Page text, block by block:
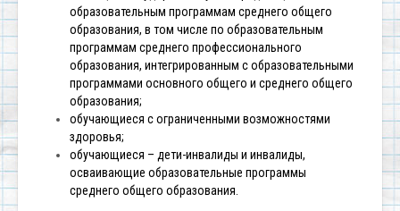
образовательным программам среднего общего
образования, в том числе по образовательным
программам среднего профессионального
образования, интегрированным с образовательными
программами основного общего и среднего общего
образования;
обучающиеся с ограниченными возможностями
здоровья;
обучающиеся – дети-инвалиды и инвалиды,
осваивающие образовательные программы
среднего общего образования.